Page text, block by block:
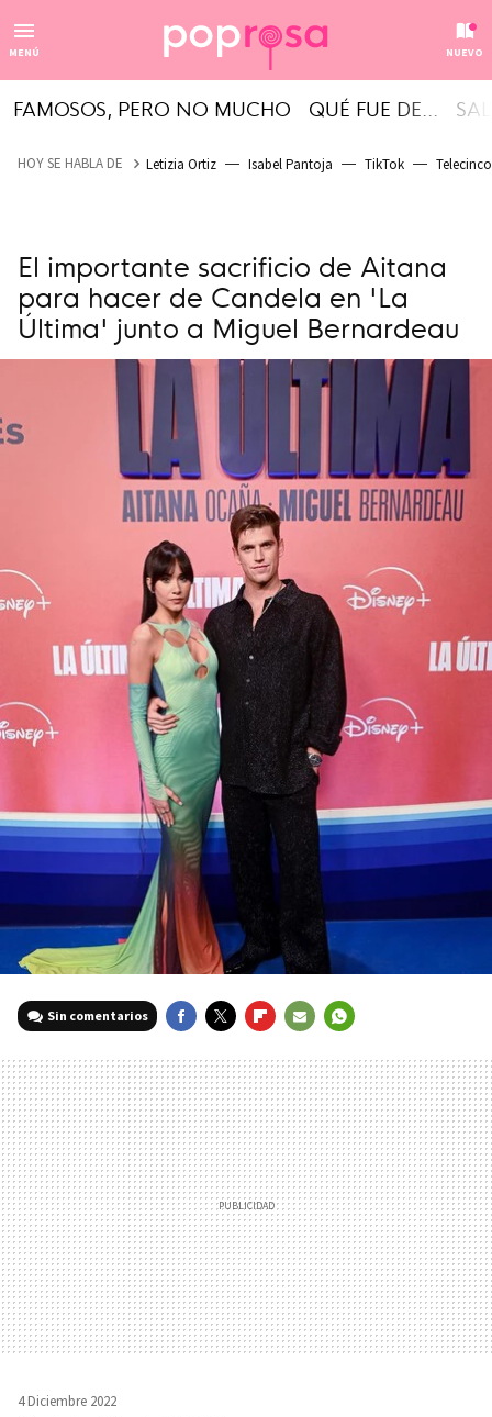
MENÚ NUEVO
FAMOSOS, PERO NO MUCHO QUÉ FUE DE...
HOY SE HABLA DE Letizia Ortiz Isabel Pantoja TikTok Telecinco
El importante sacrificio de Aitana
para hacer de Candela en 'La
Última' junto a Miguel Bernardeau
Sin comentarios
MAIL
4 Diciembre 2022